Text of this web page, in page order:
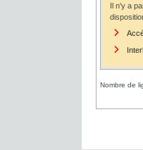
Il n'y a
Nombre de